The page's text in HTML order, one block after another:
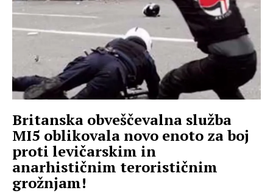
Britanska obveščevalna služba
MI5 oblikovala novo enoto za boj
proti levičarskim in
anarhističnim terorističnim
grožnjam!